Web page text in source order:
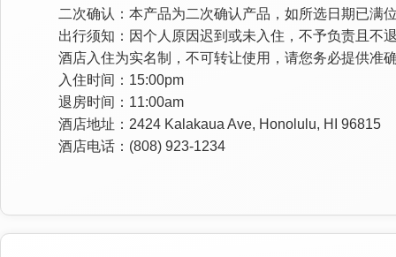
二次确认：本产品为二次确认产品，如所选日期已满
出行须知：因个人原因迟到或未入住，不予负责且不
酒店入住为实名制，不可转让使用，请您务必提供准
入住时间：15:00pm
退房时间：11:00am
酒店地址：2424 Kalakaua Ave, Honolulu, HI 96815
酒店电话：(808) 923-1234